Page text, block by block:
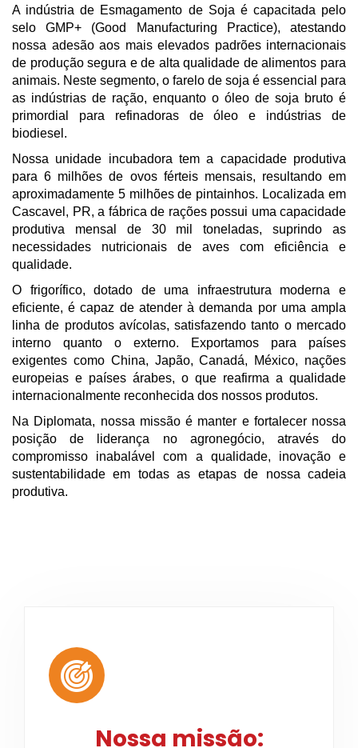
A indústria de Esmagamento de Soja é capacitada pelo
selo GMP+ (Good Manufacturing Practice), atestando
nossa adesão aos mais elevados padrões internacionais
de produção segura e de alta qualidade de alimentos para
animais. Neste segmento, o farelo de soja é essencial para
as indústrias de ração, enquanto o óleo de soja bruto é
primordial para refinadoras de óleo e indústrias de
biodiesel.
Nossa unidade incubadora tem a capacidade produtiva
para 6 milhões de ovos férteis mensais, resultando em
aproximadamente 5 milhões de pintainhos. Localizada em
Cascavel, PR, a fábrica de rações possui uma capacidade
produtiva mensal de 30 mil toneladas, suprindo as
necessidades nutricionais de aves com eficiência e
qualidade.
O frigorífico, dotado de uma infraestrutura moderna e
eficiente, é capaz de atender à demanda por uma ampla
linha de produtos avícolas, satisfazendo tanto o mercado
interno quanto o externo. Exportamos para países
exigentes como China, Japão, Canadá, México, nações
europeias e países árabes, o que reafirma a qualidade
internacionalmente reconhecida dos nossos produtos.
Na Diplomata, nossa missão é manter e fortalecer nossa
posição de liderança no agronegócio, através do
compromisso inabalável com a qualidade, inovação e
sustentabilidade em todas as etapas de nossa cadeia
produtiva.
Nossa missão: